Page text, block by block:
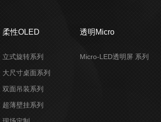
柔性OLED
立式旋转系列
大尺寸桌面系列
双面吊装系列
超薄壁挂系列
透明Micro
Micro-LED透明屏 系列